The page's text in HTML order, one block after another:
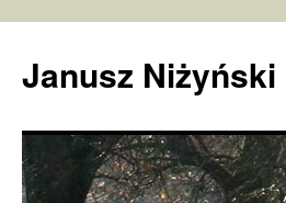
Janusz Niżyński